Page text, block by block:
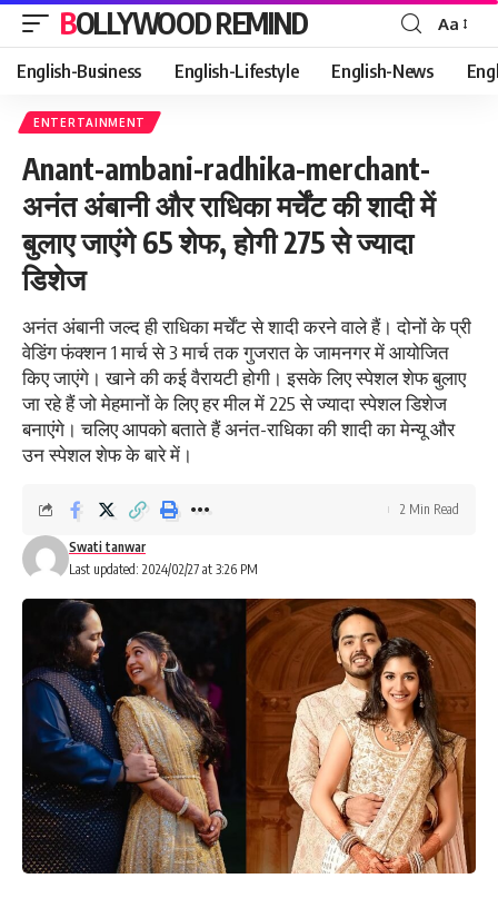
BOLLYWOOD REMIND
Font
Resizer
Aa
English-Business English-Lifestyle English-News
ENTERTAINMENT
Anant-ambani-radhika-merchant-
अनंत अंबानी और राधिका मर्चेंट की शादी में
बुलाए जाएंगे 65 शेफ, होगी 275 से ज्यादा
डिशेज
अनंत अंबानी जल्द ही राधिका मर्चेंट से शादी करने वाले हैं। दोनों के प्री
वेडिंग फंक्शन 1 मार्च से 3 मार्च तक गुजरात के जामनगर में आयोजित
किए जाएंगे। खाने की कई वैरायटी होगी। इसके लिए स्पेशल शेफ बुलाए
जा रहे हैं जो मेहमानों के लिए हर मील में 225 से ज्यादा स्पेशल डिशेज
बनाएंगे। चलिए आपको बताते हैं अनंत-राधिका की शादी का मेन्यू और
उन स्पेशल शेफ के बारे में।
Last updated: 2024/02/27 at 3:26 PM
Swati tanwar
2 Min Read